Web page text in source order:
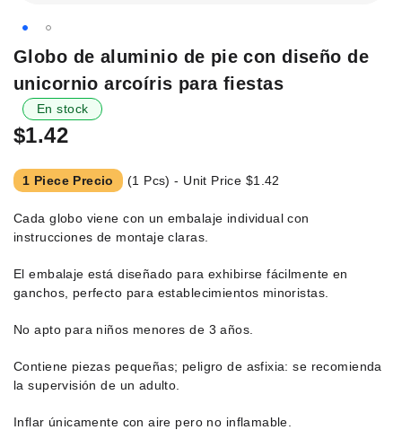
Saltar
principio
de
la
galería
imágenes.
Globo de aluminio de pie con diseño de
unicornio arcoíris para fiestas
En stock
$1.42
1 Piece Precio (1 Pcs) - Unit Price $1.42
Cada globo viene con un embalaje individual con
instrucciones de montaje claras.
El embalaje está diseñado para exhibirse fácilmente en
ganchos, perfecto para establecimientos minoristas.
No apto para niños menores de 3 años.
Contiene piezas pequeñas; peligro de asfixia: se recomienda
la supervisión de un adulto.
Inflar únicamente con aire pero no inflamable.